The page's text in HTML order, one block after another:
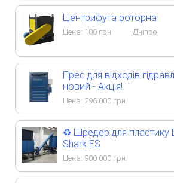
Центрифуга роторна
Цена: 100 грн. Дніпро
Прес для відходів
новий - Акція!
Цена: 296 000 грн.
♻️ Шредер для пластику
Shark ES
Цена: 900 000 грн.